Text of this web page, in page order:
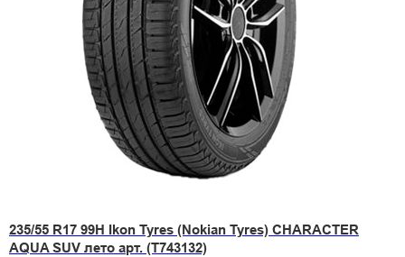
235/55 R17 99H Ikon Tyres (Nokian Tyres) CHARACTER
AQUA SUV лето арт. (T743132)